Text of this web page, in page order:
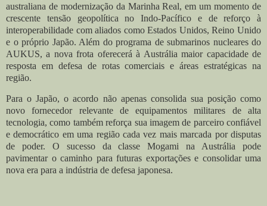
australiana de modernização da Marinha Real, em um momento de
crescente tensão geopolítica no Indo-Pacífico e de reforço à
interoperabilidade com aliados como Estados Unidos, Reino Unido
e o próprio Japão. Além do programa de submarinos nucleares do
AUKUS, a nova frota oferecerá à Austrália maior capacidade de
resposta em defesa de rotas comerciais e áreas estratégicas na
região.
Para o Japão, o acordo não apenas consolida sua posição como
novo fornecedor relevante de equipamentos militares de alta
tecnologia, como também reforça sua imagem de parceiro confiável
e democrático em uma região cada vez mais marcada por disputas
de poder. O sucesso da classe Mogami na Austrália pode
pavimentar o caminho para futuras exportações e consolidar uma
nova era para a indústria de defesa japonesa.